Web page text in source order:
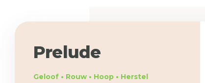
Prelude
Geloof • Rouw • Hoop • Herstel